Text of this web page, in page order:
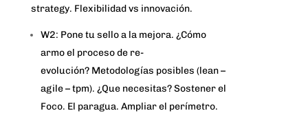
strategy. Flexibilidad vs innovación.
W2: Pone tu sello a la mejora. ¿Cómo
armo el proceso de re-
evolución? Metodologías posibles (lean –
agile – tpm). ¿Que necesitas? Sostener el
Foco. El paragua. Ampliar el perímetro.